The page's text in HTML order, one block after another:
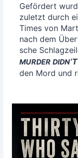
Geför­dert
zuletzt durch
Times von
nach dem
sche
MURDER DIDN’T
den Mord und